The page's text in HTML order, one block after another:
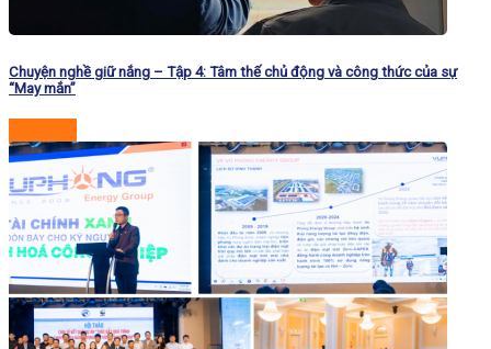
Chuyện nghề giữ nắng – Tập 4: Tâm thế chủ động và công thức của sự
“May mắn”